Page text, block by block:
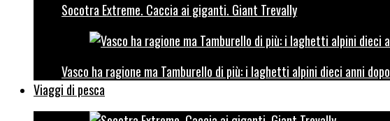
Socotra Extreme. Caccia ai giganti. Giant Trevally
Vasco ha ragione ma Tamburello di più: i laghetti alpini dieci anni dopo
Viaggi di pesca